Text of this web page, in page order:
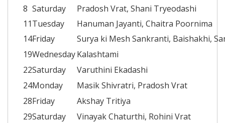
8 Saturday
Pradosh Vrat, Shani Tryeodashi
11Tuesday
Hanuman Jayanti, Chaitra Poornima
14Friday
Surya ki Mesh Sankranti, Baishakhi,
19WednesdayKalashtami
22Saturday
Varuthini Ekadashi
24Monday
Masik Shivratri, Pradosh Vrat
28Friday
Akshay Tritiya
29Saturday Vinayak Chaturthi, Rohini Vrat